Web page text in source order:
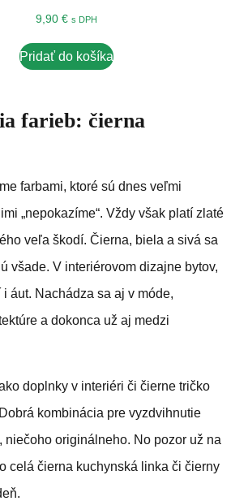
9,90 € s DPH
Pridať do košíka
farieb: čierna
farbami, ktoré sú dnes veľmi
„nepokazíme“. Vždy však platí zlaté
veľa škodí. Čierna, biela a sivá sa
všade. V interiérovom dizajne bytov,
áut. Nachádza sa aj v móde,
a dokonca už aj medzi
doplnky v interiéri či čierne tričko
kombinácia pre vyzdvihnutie
niečoho originálneho. No pozor už na
celá čierna kuchynská linka či čierny